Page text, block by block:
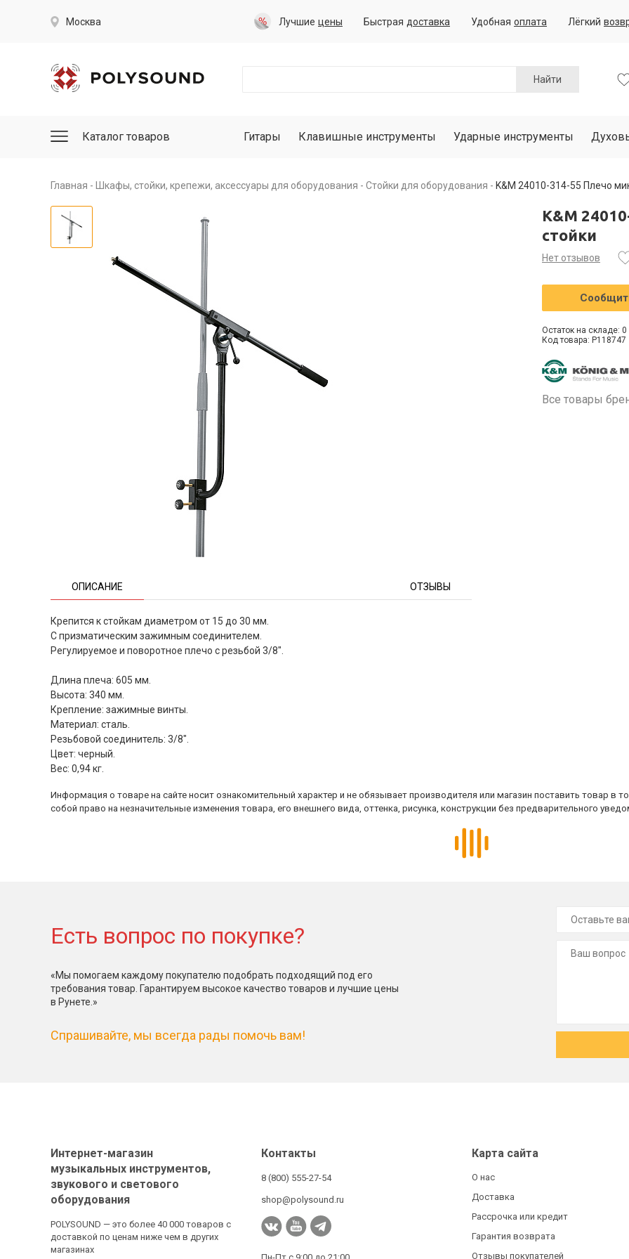
Москва Лучшие цены Быстрая доставка Удобная оплата Лёгкий
Найти
Каталог товаров Гитары Клавишные инструменты Ударные инструменты
Главная Шкафы, стойки, крепежи, аксессуары для оборудования Стойки для оборудования K&M 24010-314-55 Плечо
ОПИСАНИЕ ОТЗЫВЫ
Крепится к стойкам диаметром от 15 до 30 мм.
С призматическим зажимным соединителем.
Регулируемое и поворотное плечо с резьбой 3/8".
Длина плеча: 605 мм.
Высота: 340 мм.
Крепление: зажимные винты.
Материал: сталь.
Резьбовой соединитель: 3/8".
Цвет: черный.
Вес: 0,94 кг.
K&M
стойки
Нет отзывов
Остаток на складе: 0
Код товара: P118747
Все товары
Информация о товаре на сайте носит ознакомительный характер и не обязывает производителя или магазин поставить товар в
собой право на незначительные изменения товара, его внешнего вида, оттенка, рисунка, конструкции без предварительного
Есть вопрос по покупке?
«Мы помогаем каждому покупателю подобрать подходящий под его
требования товар. Гарантируем высокое качество товаров и лучшие цены
в Рунете.»
Спрашивайте, мы всегда рады помочь вам!
Интернет-магазин
музыкальных инструментов,
звукового и светового
оборудования
POLYSOUND — это более 40 000 товаров с
доставкой по ценам ниже чем в других
магазинах
Контакты
8 (800) 555-27-54
shop@polysound.ru
Карта сайта
О нас
Доставка
Рассрочка или кредит
Гарантия возврата
Отзывы покупателей